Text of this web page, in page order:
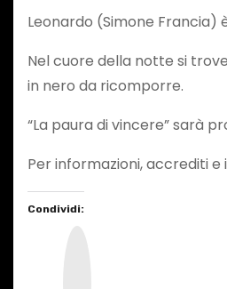
Leonardo (Simone
Nel cuore della notte si
in nero da ricomporre.
“La paura di vincere” sarà
Per informazioni, accrediti
Condividi: